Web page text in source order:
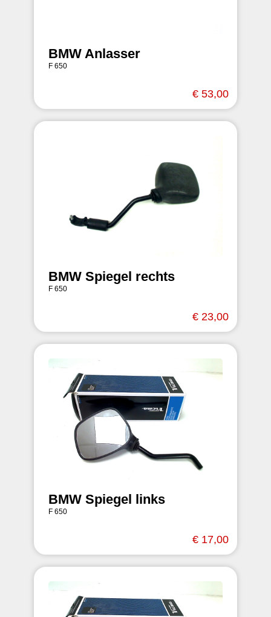
BMW Anlasser
F 650
€ 53,00
BMW Spiegel rechts
F 650
€ 23,00
BMW Spiegel links
F 650
€ 17,00